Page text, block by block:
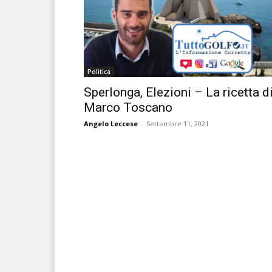
Politica
Sperlonga, Elezioni – La ricetta
Marco Toscano
Angelo Leccese - Settembre 11, 2021